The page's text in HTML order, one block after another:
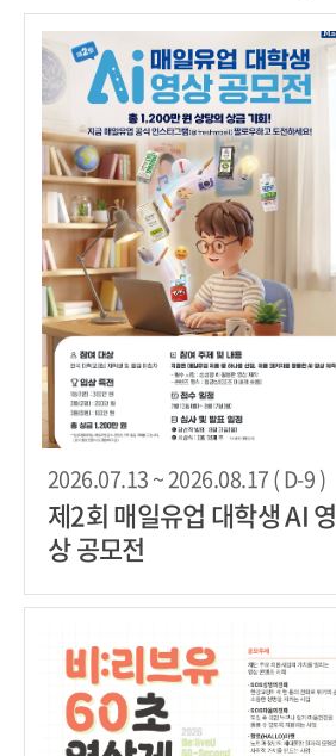
2026.07.13 ~ 2026.08.17 ( D-9 )
제2회 매일유업 대학생 AI 영
상 공모전